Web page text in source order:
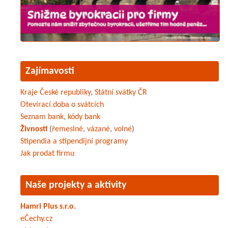
Zajímavosti
Kraje České republiky, Státní svátky ČR
Otevírací doba o svátcích
Seznam bank, kódy bank
Živnosti (řemeslné, vázané, volné)
Stipendia a stipendijní programy
Jak prodat firmu
Naše projekty a aktivity
Hamri Plus s.r.o.
eČechy.cz